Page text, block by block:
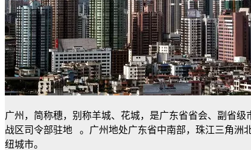
广州，简称穗，别称羊城、花城，是广东省省会、副省
战区司令部驻地 。广州地处广东省中南部，珠江三角洲
纽城市。